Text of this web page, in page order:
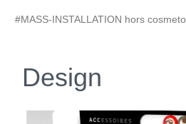
#MASS-INSTALLATION hors cosmeto
Design